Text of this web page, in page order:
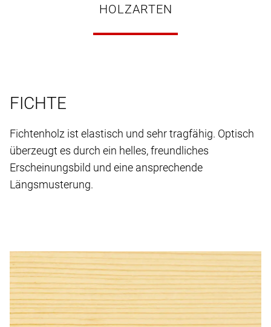
HOLZARTEN
FICHTE
Fichtenholz ist elastisch und sehr tragfähig. Optisch
überzeugt es durch ein helles, freundliches
Erscheinungsbild und eine ansprechende
Längsmusterung.